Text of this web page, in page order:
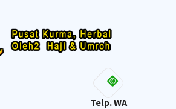
Telp. WA